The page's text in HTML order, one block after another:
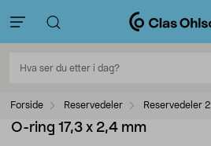
Forside Reservedeler Reservedeler 2
O-ring 17,3 x 2,4 mm